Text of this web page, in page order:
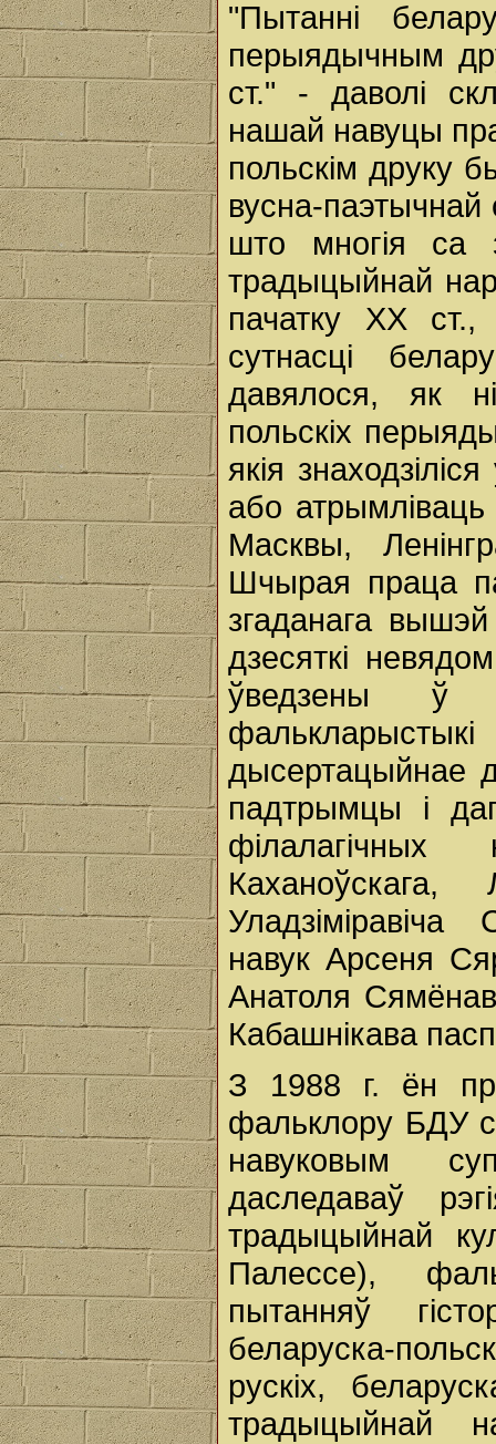
"Пытанні
перыядычным
ст." - даволі
нашай навуцы
польскім друку
вусна-
што многія са
традыцыйнай
пачатку ХХ
сутнасці
давялося, як
польскіх
якія
або
Масквы,
Шчырая праца
згаданага
дзесяткі
ўведзены ў
дысертацыйнае
падтрымцы і
філалагічных
навук Арсеня
Анатоля
Кабашнікава
З 1988 г. ён
фальклору БДУ
навуковым
даследаваў
традыцыйнай
Палессе),
пытанняў
беларуска-
рускіх,
традыцыйнай